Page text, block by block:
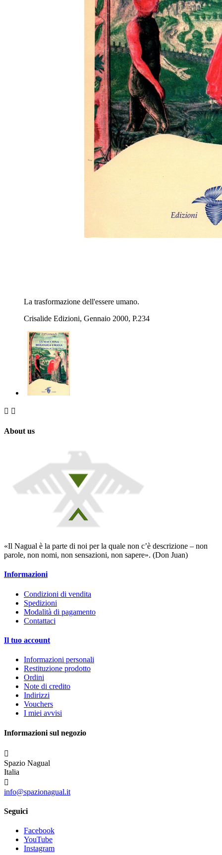
La trasformazione dell'essere umano.
Crisalide Edizioni, Gennaio 2000, P.234
 
About us
«Il Nagual è la parte di noi per la quale non c’è descrizione – non
parole, non nomi, non sensazioni, non sapere». (Don Juan)
Informazioni
Condizioni di vendita
Spedizioni
Modalità di pagamento
Contattaci
Il tuo account
Informazioni personali
Restituzione prodotto
Ordini
Note di credito
Indirizzi
Vouchers
I miei avvisi
Informazioni sul negozio

Spazio Nagual
Italia

info@spazionagual.it
Seguici
Facebook
YouTube
Instagram